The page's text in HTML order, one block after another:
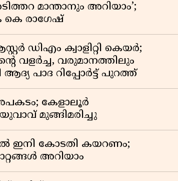
മാന്താനും അറിയാം’;
കെ രാഗേഷ്
ഡിഎം ക്വാളിറ്റി കെയർ;
വളർച്ച, വരുമാനത്തിലും
പാദ റിപ്പോർട്ട് പുറത്ത്
കേളാലൂർ
മുങ്ങിമരിച്ചു
ഇനി കോടതി കയറണം;
അറിയാം